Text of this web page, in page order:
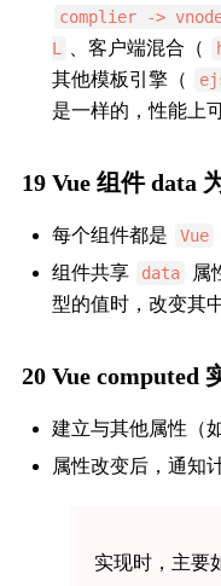
complier ->
L
、客户端混合（
其他模板引擎（
是一样的，性能上
19 Vue 组件 data
每个组件都是 Vue
组件共享
data 属
型的值时，改变其
20 Vue computed
建立与其他属性（
属性改变后，通知
实现时，主要